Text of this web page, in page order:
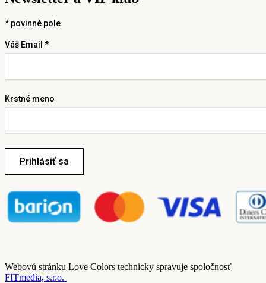
* povinné pole
Váš Email *
Krstné meno
Prihlásiť sa
Webovú stránku Love Colors technicky spravuje spoločnosť
FITmedia, s.r.o.